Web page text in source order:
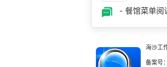
- 餐馆菜单阅
海沙工
备案号